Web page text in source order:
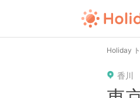
Holiday
香川